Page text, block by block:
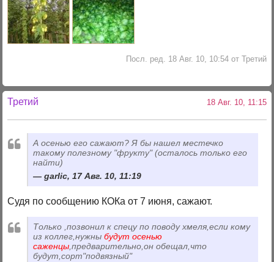
Посл. ред. 18 Авг. 10, 10:54 от Третий
Третий 18 Авг. 10, 11:15
А осенью его сажают? Я бы нашел местечко
такому полезному "фрукту" (осталось только его
найти)
garlic, 17 Авг. 10, 11:19
Судя по сообщению КОКа от 7 июня, сажают.
Только ,позвонил к спецу по поводу хмеля,если кому
из коллег,нужныбудут осенью
саженцы ,предварительно,он обещал,что
будут,сорт"подвязный"